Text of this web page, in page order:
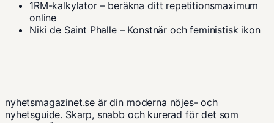
1RM-kalkylator – beräkna ditt repetitionsmaximum
online
Niki de Saint Phalle – Konstnär och feministisk ikon
nyhetsmagazinet.se är din moderna nöjes- och
nyhetsguide. Skarp, snabb och kurerad för det som